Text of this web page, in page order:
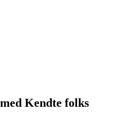
Kendte folks